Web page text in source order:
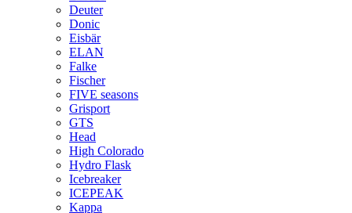
Deuter
Donic
Eisbär
ELAN
Falke
Fischer
FIVE seasons
Grisport
GTS
Head
High Colorado
Hydro Flask
Icebreaker
ICEPEAK
Kappa